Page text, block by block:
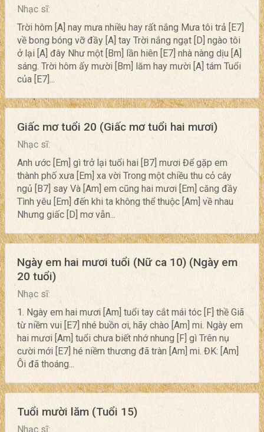
Nhạc sĩ:
Trời hôm [A] nay mưa nhiều hay rất nắng Mưa tôi trả [E7]
về bong bóng vỡ đầy [A] tay Trời nắng ngạt [D] ngào tôi
ở lại [A] đây Như một [Bm] lần hiên [E7] nhà nàng dịu [A]
sáng. Trời hôm ấy mười [Bm] lăm hay mười [A] tám Tuổi
của [E7]...
Giấc mơ tuổi 20 (Giấc mơ tuổi hai mươi)
Nhạc sĩ:
Anh ước [Em] gì trở lại tuổi hai [B7] mươi Để gặp em
thành phố xưa [Em] xa vời Trong một chiều thu cỏ cây
ngủ [B7] say Và [Am] em cũng hai mươi [Em] căng đầy
Tình yêu [Em] đến khi ta không thể thuộc [Am] về nhau
Nhưng giấc [D] mơ vẫn...
Ngày em hai mươi tuổi (Nữ ca 10) (Ngày em
20 tuổi)
Nhạc sĩ:
1. Ngày em hai mươi [Am] tuổi tay cắt mái tóc [F] thề Giã
từ niềm vui [E7] nhé buồn ơi, hãy chào [Am] mi. Ngày em
hai mươi [Am] tuổi chưa biết nhớ nhung [F] gì Trên nụ
cười mới [E7] hé niềm thương đã tràn [Am] mi. ĐK: [Am]
Ôi đã thoáng...
Tuổi mười lăm (Tuổi 15)
Nhạc sĩ: